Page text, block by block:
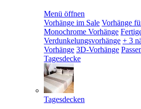
Menü öffnen
Vorhänge im Sale Vorhänge
Monochrome Vorhänge
Verdunkelungsvorhänge + 3
Vorhänge 3D-Vorhänge
Tagesdecke
Tagesdecken